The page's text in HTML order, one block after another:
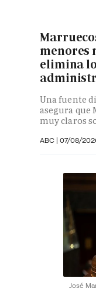
menores
elimina
Una fuente
asegura que
muy claros
ABC | 07/08/
José